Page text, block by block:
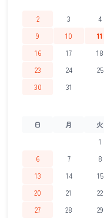
2
3 4
9
10 11
16
17 18
23
24 25
30
31
日 月 火
1
6
7 8
13
14 15
20
21 22
27
28 29